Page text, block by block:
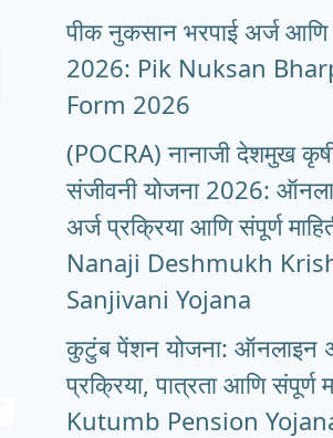
पीक नुकसान भरपाई अर्ज आणि
2026: Pik Nuksan
Form 2026
(POCRA) नानाजी देशमुख
संजीवनी योजना 2026:
अर्ज प्रक्रिया आणि संपूर्ण
Nanaji Deshmukh
Sanjivani Yojana
कुटुंब पेंशन योजना: ऑनलाइन
प्रक्रिया, पात्रता आणि संपूर्ण
Kutumb Pension